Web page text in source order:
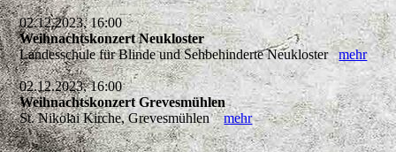
02.12.2023, 16:00
Weihnachtskonzert Neukloster
Landesschule für Blinde und Sehbehinderte Neuklostermehr
02.12.2023, 16:00
Weihnachtskonzert Grevesmühlen
St. Nikolai Kirche, Grevesmühlenmehr